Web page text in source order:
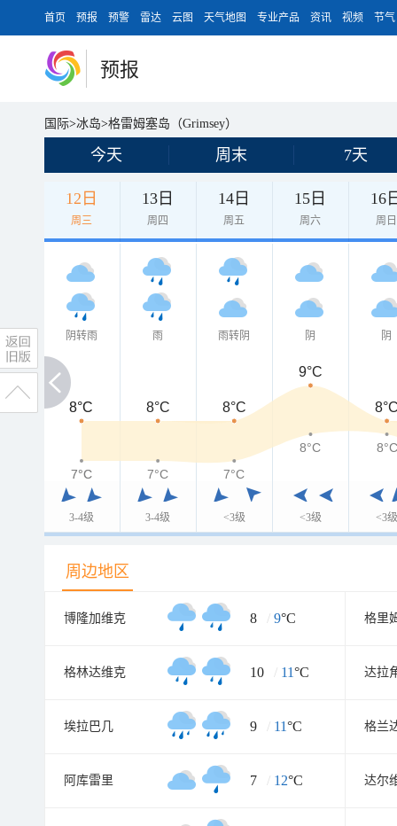
首页 预报 预警 雷达 云图 天气地图 专业产品 资讯 视频 节气
预报
国际>冰岛>格雷姆塞岛（Grimsey）
今天 周末 7天
12日
周三
13日
周四
14日
周五
15日
周六
16
周日
阴转雨
3-4级
雨
3-4级
雨转阴
<3级
阴
<3级
阴
<3级
8°C
8°C 8°C 8°C
9°C
7°C
7°C 7°C 7°C
8°C 8°C
周边地区
博隆加维克 8 / 9°C 格里
格林达维克 10 / 11°C 达拉
埃拉巴几 9 / 11°C 格兰
阿库雷里 7 / 12°C 达尔